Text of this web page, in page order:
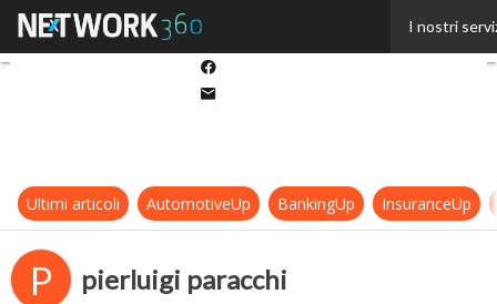
I nostri
Ultimi articoli AutomotiveUp BankingUp InsuranceUp
P pierluigi paracchi